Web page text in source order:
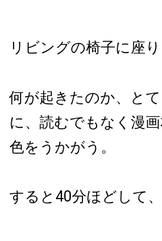
リビングの椅子に座
何が起きたのか、と
に、読むでもなく漫
色をうかがう。
すると40分ほどして